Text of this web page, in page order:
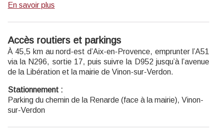
Le dimanche : de 9h30 à 12h30
En savoir plus
Accès routiers et parkings
À 45,5 km au nord-est d’Aix-en-Provence, emprunter l’A51
via la N296, sortie 17, puis suivre la D952 jusqu’à l’avenue
de la Libération et la mairie de Vinon-sur-Verdon.
Stationnement :
Parking du chemin de la Renarde (face à la mairie), Vinon-
sur-Verdon